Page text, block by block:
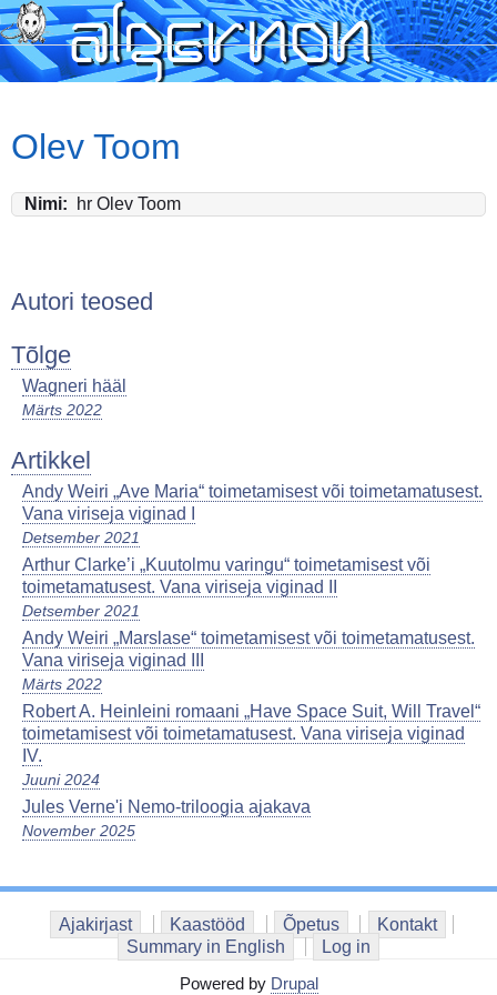
Skip
to
main
content
Olev Toom
Nimi hr Olev Toom
Autori teosed
Tõlge
Wagneri hääl
Märts 2022
Artikkel
Andy Weiri „Ave Maria“ toimetamisest või toimetamatusest.
Vana viriseja viginad I
Detsember 2021
Arthur Clarke’i „Kuutolmu varingu“ toimetamisest või
toimetamatusest. Vana viriseja viginad II
Detsember 2021
Andy Weiri „Marslase“ toimetamisest või toimetamatusest.
Vana viriseja viginad III
Märts 2022
Robert A. Heinleini romaani „Have Space Suit, Will Travel“
toimetamisest või toimetamatusest. Vana viriseja viginad
IV.
Juuni 2024
Jules Verne'i Nemo-triloogia ajakava
November 2025
Ajakirjast Kaastööd Õpetus
Kontakt
Summary in English
Log in
Powered by Drupal